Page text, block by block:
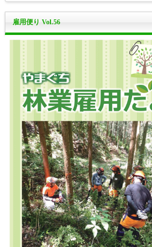
雇用便り Vol.56